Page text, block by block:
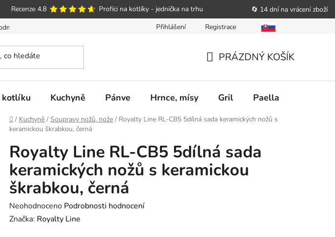
Recenze 4.8 Profíci na kotlíky - jednička na trhu 🔄 14 dní na vrácení zboží
Poučení o právu spotřebitele podat obchodníkovi žádost o nápravu Reklamační řád
Přihlášení Registrace
KOŠÍK
PRÁZDNÝ KOŠÍK
kotlíku Kuchyně Pánve Hrnce, mísy Gril Paella
Domů
/ Kuchyně / Soupravy nožů, nože / Royalty Line RL-CB5 5dílná sada keramických nožů s
keramickou škrabkou, černá
Royalty Line RL-CB5 5dílná sada
keramických nožů s keramickou
škrabkou, černá
Průměrné
hodnocení
Neohodnoceno Podrobnosti hodnocení
Značka: Royalty Line